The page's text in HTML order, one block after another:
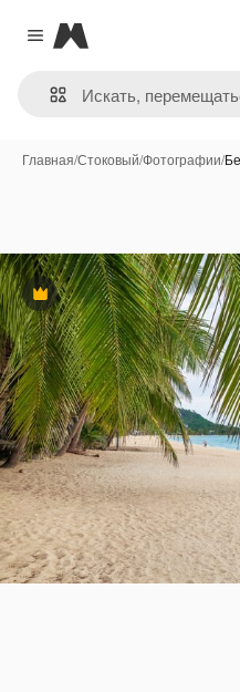
Close menu
Magnific
Главная/Стоковый/Фотографии/
Премиум